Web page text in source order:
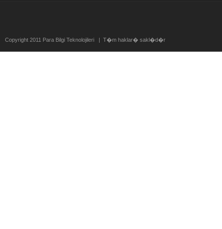
Copyright 2011 Para Bilgi Teknolojileri | T�m haklar� sakl�d�r